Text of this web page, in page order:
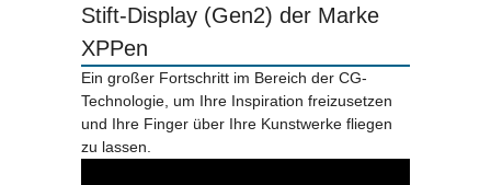
Stift-Display (Gen2) der Marke
XPPen
Ein großer Fortschritt im Bereich der CG-
Technologie, um Ihre Inspiration freizusetzen
und Ihre Finger über Ihre Kunstwerke fliegen
zu lassen.